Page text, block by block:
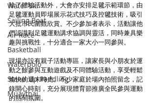
Water Ski
Sailing Boat
Air Race
Basketball
Waterpolo
Stand Up Paddling
Muaythai
除了體驗活動外，大會亦安排足毽示範環節，由
足毽運動員即場展示花式技巧及控毽技術，吸引
大批市民圍觀欣賞。不少參加者表示，活動讓他
們認識到足毽運動講求協調與靈活，同時兼具樂
趣與挑戰性，十分適合一家大小一同參與。
現場亦設有親子活動專區，讓家長與小朋友於運
動之餘參與互動遊戲及不同體驗活動，享受輕鬆
愉快的週末時光。不少家庭於場內拍照留念，記
錄開心時刻，充分展現體育節推廣全民參與運動
的熱鬧氛圍。